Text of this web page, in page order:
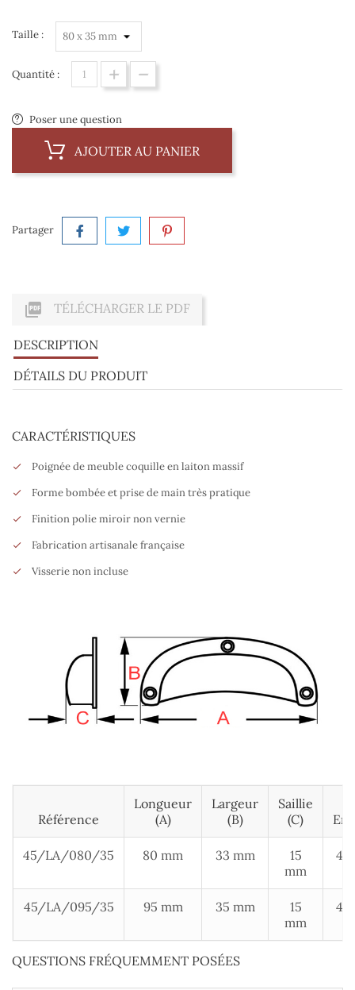
Taille :
Quantité :
Poser une question
AJOUTER AU PANIER
Partager
 TÉLÉCHARGER LE PDF
DESCRIPTION
DÉTAILS DU PRODUIT
CARACTÉRISTIQUES
Poignée de meuble coquille en laiton massif
Forme bombée et prise de main très pratique
Finition polie miroir non vernie
Fabrication artisanale française
Visserie non incluse
Référence
Longueur
(A)
Largeur
(B)
Saillie
(c)
45/LA/080/35 80 mm 33 mm
15
mm
43
45/LA/095/35 95 mm 35 mm
15
mm
47
QUESTIONS FRÉQUEMMENT POSÉES